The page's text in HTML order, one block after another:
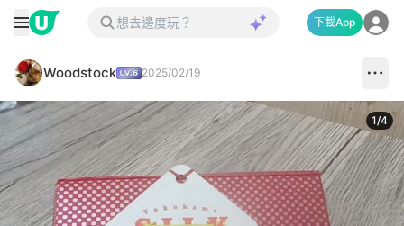
下載App
Woodstock 2025/02/19
1/4